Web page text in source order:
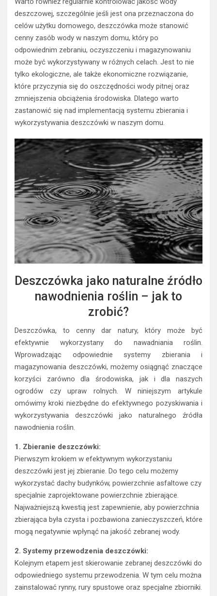
deszczowej, szczególnie jeśli jest ona przeznaczona do
celów użytku domowego, deszczówka może stanowić
cenny zasób wody w naszym domu, który po
odpowiednim zebraniu, oczyszczeniu i magazynowaniu
może być wykorzystywany w różnych celach. Jest to nie
tylko ekologiczne, ale także ekonomiczne rozwiązanie,
które przyczynia się do oszczędności wody pitnej oraz
zmniejszenia obciążenia środowiska. Dlatego warto
zastanowić się nad implementacją systemu zbierania i
wykorzystywania deszczówki w naszym domu.
Deszczówka jako naturalne źródło
nawodnienia roślin – jak to
zrobić?
Deszczówka, to cenny dar natury, który może być
efektywnie wykorzystany do nawadniania roślin.
Wprowadzając odpowiednie systemy zbierania i
magazynowania deszczówki, możemy osiągnąć znaczące
korzyści zarówno dla środowiska, jak i dla naszych
ogrodów czy upraw rolnych. W niniejszym artykule
omówimy kroki niezbędne do efektywnego pozyskiwania i
wykorzystywania deszczówki jako naturalnego źródła
nawodnienia roślin.
1. Zbieranie deszczówki:
Pierwszym krokiem w efektywnym wykorzystaniu
deszczówki jest jej zbieranie. Do tego celu możemy
wykorzystać dachy budynków, powierzchnie asfaltowe czy
specjalnie zaprojektowane powierzchnie zbierające.
Najważniejszą kwestią jest zapewnienie, aby powierzchnia
zbierająca była czysta i pozbawiona zanieczyszczeń, które
mogą negatywnie wpłynąć na jakość zebranej wody.
2. Systemy przewodzenia deszczówki:
Kolejnym etapem jest skierowanie zebranej deszczówki do
odpowiedniego systemu przewodzenia. W tym celu można
zainstalować rynny, rury spustowe oraz specjalne zbiorniki.